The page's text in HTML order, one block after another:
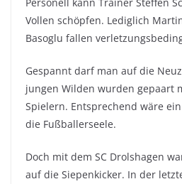
Vollen schöpfen. Lediglich
Basoglu fallen
Gespannt darf man auf die
jungen Wilden wurden gepaart
Spielern. Entsprechend wäre
die Fußballerseele.
Doch mit dem SC Drolshagen
auf die Siepenkicker. In der